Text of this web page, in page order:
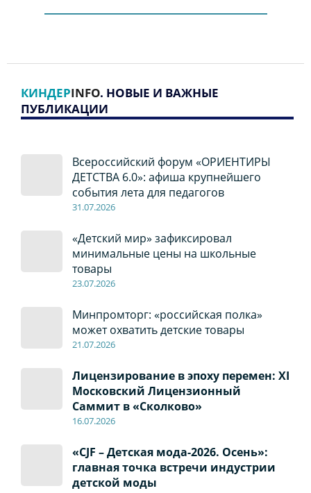
КИНДЕРINFO. НОВЫЕ И ВАЖНЫЕ
ПУБЛИКАЦИИ
Всероссийский форум «ОРИЕНТИРЫ
ДЕТСТВА 6.0»: афиша крупнейшего
события лета для педагогов
31.07.2026
«Детский мир» зафиксировал
минимальные цены на школьные
товары
23.07.2026
Минпромторг: «российская полка»
может охватить детские товары
21.07.2026
Лицензирование в эпоху перемен: XI
Московский Лицензионный
Саммит в «Сколково»
16.07.2026
«CJF – Детская мода-2026. Осень»:
главная точка встречи индустрии
детской моды